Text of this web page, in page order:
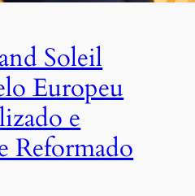
Soleil
Europeu
e
Reformado